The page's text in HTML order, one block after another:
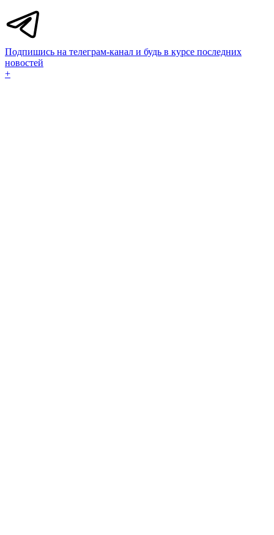
Подпишись на телеграм-канал и будь в курсе последних
новостей
+